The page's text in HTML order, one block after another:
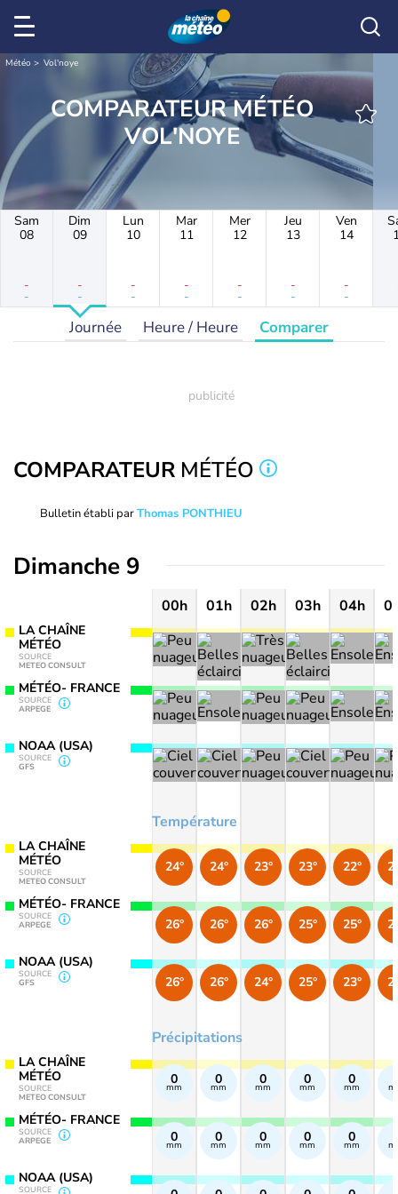
Météo Vol'noye
COMPARATEUR MÉTÉO
VOL'NOYE
Sam
08
-
-
Dim
09
-
-
Lun
10
-
-
Mar
11
-
-
Mer
12
-
-
Jeu
13
-
-
Ven
14
-
-
Journée Heure / Heure Comparer
COMPARATEUR MÉTÉO
Bulletin établi parThomas PONTHIEU
Dimanche 9
LA CHAÎNE
MÉTÉO
SOURCE
METEO CONSULT
MÉTÉO- FRANCE
SOURCE
ARPEGE
NOAA (USA)
SOURCE
GFS
LA CHAÎNE
MÉTÉO
SOURCE
METEO CONSULT
MÉTÉO- FRANCE
SOURCE
ARPEGE
NOAA (USA)
SOURCE
GFS
LA CHAÎNE
MÉTÉO
SOURCE
METEO CONSULT
MÉTÉO- FRANCE
SOURCE
ARPEGE
NOAA (USA)
SOURCE
00h 01h 02h 03h 04h
Température
Précipitations
24°
26°
26°
0
mm
0
mm
24°
26°
26°
0
mm
0
mm
23°
26°
24°
0
mm
0
mm
23°
25°
25°
0
mm
0
mm
22°
25°
23°
0
mm
0
mm